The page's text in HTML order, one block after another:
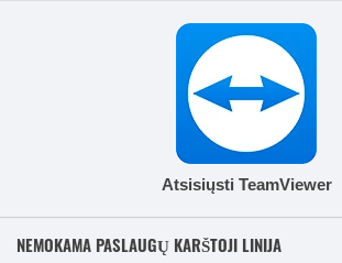
Atsisiųsti TeamViewer
NEMOKAMA PASLAUGŲ KARŠTOJI LINIJA